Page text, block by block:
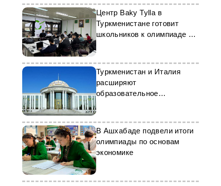
Центр Baky Tylla в
Туркменистане готовит
школьников к олимпиаде по
Туркменистан и Италия
расширяют
образовательное
сотрудничество
В Ашхабаде подвели итоги
олимпиады по основам
экономике